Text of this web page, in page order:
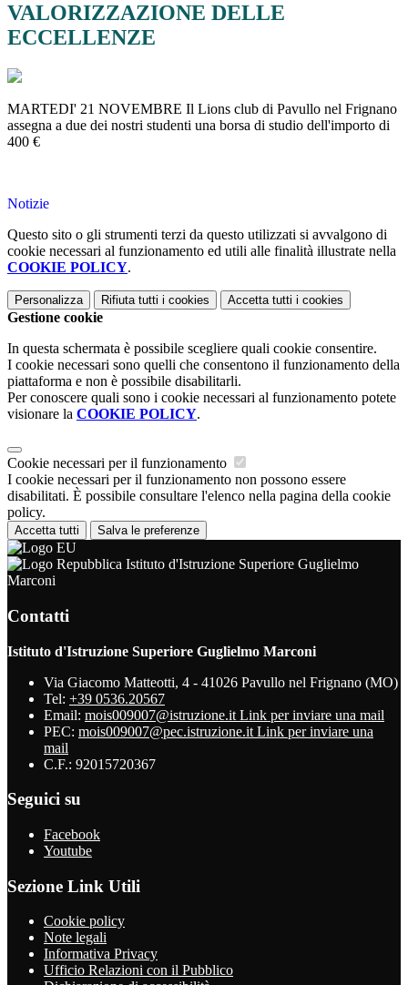
VALORIZZAZIONE DELLE
ECCELLENZE
MARTEDI' 21 NOVEMBRE Il Lions club di Pavullo nel Frignano
assegna a due dei nostri studenti una borsa di studio dell'importo di
400 €
Notizie
Questo sito o gli strumenti terzi da questo utilizzati si avvalgono di
cookie necessari al funzionamento ed utili alle finalità illustrate nella
COOKIE POLICY.
Personalizza Rifiuta tutti i cookies Accetta tutti i cookies
Gestione cookie
In questa schermata è possibile scegliere quali cookie consentire.
I cookie necessari sono quelli che consentono il funzionamento della
piattaforma e non è possibile disabilitarli.
Per conoscere quali sono i cookie necessari al funzionamento potete
visionare la COOKIE POLICY.
Cookie necessari per il funzionamento
I cookie necessari per il funzionamento non possono essere
disabilitati. È possibile consultare l'elenco nella pagina della cookie
policy.
Accetta tutti Salva le preferenze
Istituto d'Istruzione Superiore Guglielmo
Marconi
Contatti
Istituto d'Istruzione Superiore Guglielmo Marconi
Via Giacomo Matteotti, 4 - 41026 Pavullo nel Frignano (MO)
Tel: +39 0536.20567
Email: mois009007@istruzione.it Link per inviare una mail
PEC: mois009007@pec.istruzione.it Link per inviare una
mail
C.F.: 92015720367
Seguici su
Facebook
Youtube
Sezione Link Utili
Cookie policy
Note legali
Informativa Privacy
Ufficio Relazioni con il Pubblico